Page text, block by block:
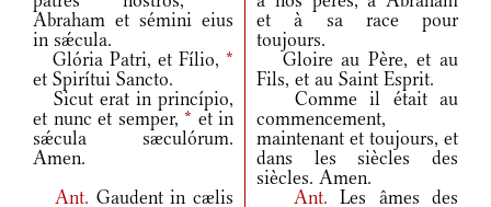
Abraham et sémini eius
in sǽcula.
et à sa race pour
toujours.
Glória Patri, et Fílio, *
et Spirítui Sancto.
Gloire au Père, et au
Fils, et au Saint Esprit.
Sicut erat in princípio,
et nunc et semper, * et in
sǽcula sæculórum.
Amen.
Comme il était au
commencement,
maintenant et toujours, et
dans les siècles des
siècles. Amen.
Ant. Gaudent in cælis
Ant.Les âmes des